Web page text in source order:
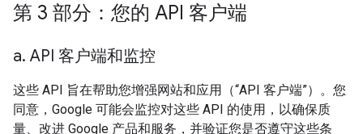
第 3 部分：您的 API 客户端
a. API 客户端和监控
这些 API 旨在帮助您增强网站和应用（“API 客户端”）。您
同意，Google 可能会监控对这些 API 的使用，以确保质
量、改进 Google 产品和服务，并验证您是否遵守这些条